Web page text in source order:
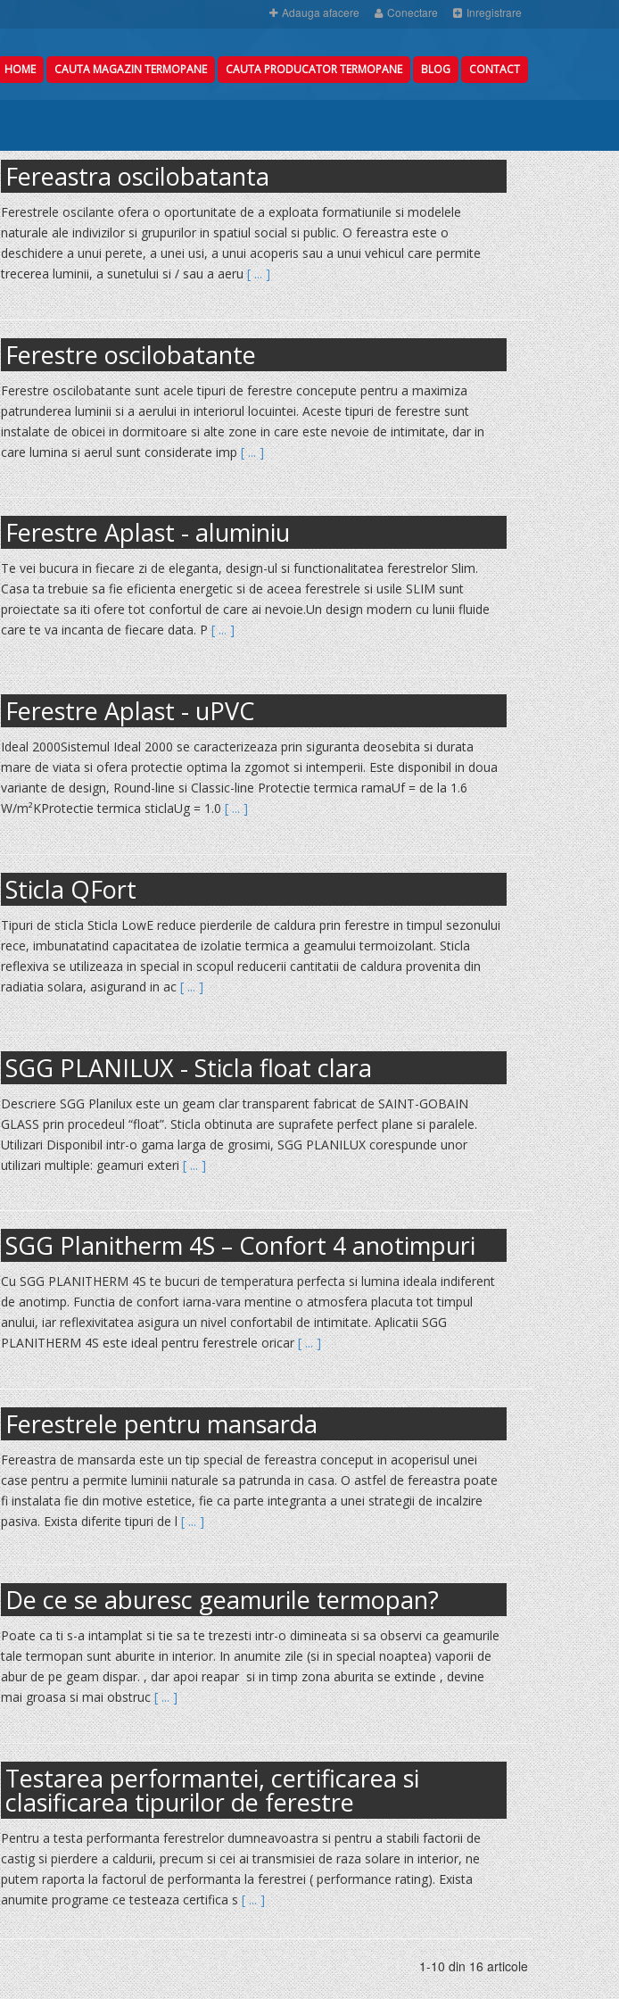
Adauga afacere Conectare Inregistrare
HOME CAUTA MAGAZIN TERMOPANE CAUTA PRODUCATOR TERMOPANE BLOG CONTACT
Fereastra oscilobatanta
Ferestrele oscilante ofera o oportunitate de a exploata formatiunile si modelele
naturale ale indivizilor si grupurilor in spatiul social si public. O fereastra este o
deschidere a unui perete, a unei usi, a unui acoperis sau a unui vehicul care permite
trecerea luminii, a sunetului si / sau a aeru[ ... ]
Ferestre oscilobatante
Ferestre oscilobatante sunt acele tipuri de ferestre concepute pentru a maximiza
patrunderea luminii si a aerului in interiorul locuintei. Aceste tipuri de ferestre sunt
instalate de obicei in dormitoare si alte zone in care este nevoie de intimitate, dar in
care lumina si aerul sunt considerate imp[ ... ]
Ferestre Aplast - aluminiu
Te vei bucura in fiecare zi de eleganta, design-ul si functionalitatea ferestrelor Slim.
Casa ta trebuie sa fie eficienta energetic si de aceea ferestrele si usile SLIM sunt
proiectate sa iti ofere tot confortul de care ai nevoie.Un design modern cu lunii fluide
care te va incanta de fiecare data. P[ ... ]
Ferestre Aplast - uPVC
Ideal 2000Sistemul Ideal 2000 se caracterizeaza prin siguranta deosebita si durata
mare de viata si ofera protectie optima la zgomot si intemperii. Este disponibil in doua
variante de design, Round-line si Classic-line Protectie termica ramaUf = de la 1.6
W/m²KProtectie termica sticlaUg = 1.0[ ... ]
Sticla QFort
Tipuri de sticla Sticla LowE reduce pierderile de caldura prin ferestre in timpul sezonului
rece, imbunatatind capacitatea de izolatie termica a geamului termoizolant. Sticla
reflexiva se utilizeaza in special in scopul reducerii cantitatii de caldura provenita din
radiatia solara, asigurand in ac[ ... ]
SGG PLANILUX - Sticla float clara
Descriere SGG Planilux este un geam clar transparent fabricat de SAINT-GOBAIN
GLASS prin procedeul “float”. Sticla obtinuta are suprafete perfect plane si paralele.
Utilizari Disponibil intr-o gama larga de grosimi, SGG PLANILUX corespunde unor
utilizari multiple: geamuri exteri[ ... ]
SGG Planitherm 4S – Confort 4 anotimpuri
Cu SGG PLANITHERM 4S te bucuri de temperatura perfecta si lumina ideala indiferent
de anotimp. Functia de confort iarna-vara mentine o atmosfera placuta tot timpul
anului, iar reflexivitatea asigura un nivel confortabil de intimitate. Aplicatii SGG
PLANITHERM 4S este ideal pentru ferestrele oricar[ ... ]
Ferestrele pentru mansarda
Fereastra de mansarda este un tip special de fereastra conceput in acoperisul unei
case pentru a permite luminii naturale sa patrunda in casa. O astfel de fereastra poate
fi instalata fie din motive estetice, fie ca parte integranta a unei strategii de incalzire
pasiva. Exista diferite tipuri de l[ ... ]
De ce se aburesc geamurile termopan?
Poate ca ti s-a intamplat si tie sa te trezesti intr-o dimineata si sa observi ca geamurile
tale termopan sunt aburite in interior. In anumite zile (si in special noaptea) vaporii de
abur de pe geam dispar. , dar apoi reapar si in timp zona aburita se extinde , devine
mai groasa si mai obstruc[ ... ]
Testarea performantei, certificarea si
clasificarea tipurilor de ferestre
Pentru a testa performanta ferestrelor dumneavoastra si pentru a stabili factorii de
castig si pierdere a caldurii, precum si cei ai transmisiei de raza solare in interior, ne
putem raporta la factorul de performanta la ferestrei ( performance rating). Exista
anumite programe ce testeaza certifica s[ ... ]
1-10 din 16 articole